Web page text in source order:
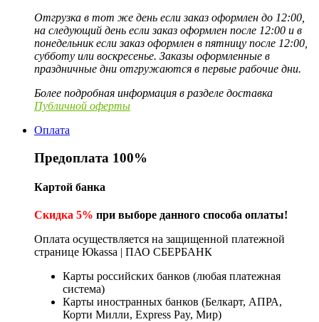
Отгрузка в тот же день если заказ оформлен до 12:00,
на следующий день если заказ оформлен после 12:00 и в
понедельник если заказ оформлен в пятницу после 12:00,
субботу или воскресенье. Заказы оформленные в
праздничные дни отгружаются в первые рабочие дни.
Более подробная информация в разделе доставка
Публичной оферты
Оплата
Предоплата 100%
Картой банка
Скидка 5% при выборе данного способа оплаты!
Оплата осуществляется на защищенной платежной
странице Юkassa | ПАО СБЕРБАНК
Карты российских банков (любая платежная
система)
Карты иностранных банков (Белкарт, АПРА,
Корти Милли, Express Pay, Мир)